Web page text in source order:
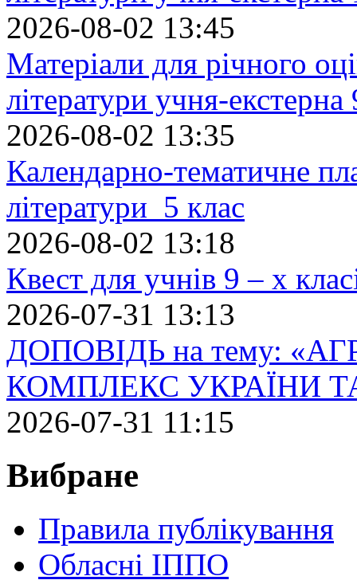
2026-08-02 13:45
Матеріали для річного
літератури учня-екстерна
2026-08-02 13:35
Календарно-тематичне
літератури 5 клас
2026-08-02 13:18
Квест для учнів 9 – х
2026-07-31 13:13
ДОПОВІДЬ на тему:
КОМПЛЕКС УКРАЇНИ
2026-07-31 11:15
Вибране
Правила публікування
Обласні ІППО